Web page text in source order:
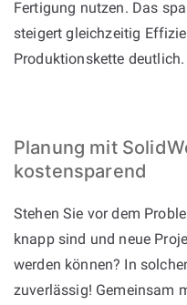
Fertigung nutzen. Das
steigert gleichzeitig
Produktionskette deutlich.
Planung mit
kostensparend
Stehen Sie vor dem
knapp sind und neue
werden können? In
zuverlässig! Gemeinsam